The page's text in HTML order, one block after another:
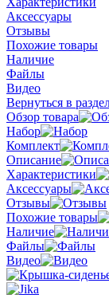
Аксессуары
Отзывы
Похожие товары
Наличие
Файлы
Видео
Вернуться в
Обзор товара
Набор
Комплект
Описание
Характеристики
Аксессуары
Отзывы
Похожие товары
Наличие
Файлы
Видео